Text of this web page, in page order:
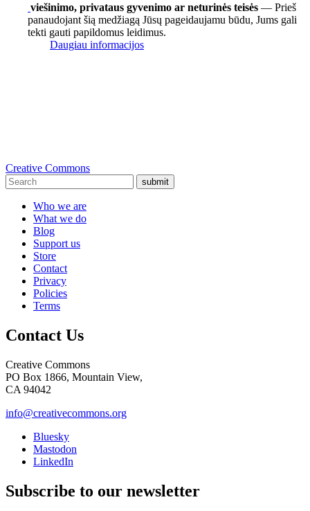
viešinimo, privataus gyvenimo ar neturinės teisės — Prieš
panaudojant šią medžiagą Jūsų pageidaujamu būdu, Jums gali
tekti gauti papildomus leidimus.
Daugiau informacijos
Creative Commons
submit
Who we are
What we do
Blog
Support us
Store
Contact
Privacy
Policies
Terms
Contact Us
Creative Commons
PO Box 1866, Mountain View,
CA 94042
info@creativecommons.org
Bluesky
Mastodon
LinkedIn
Subscribe to our newsletter